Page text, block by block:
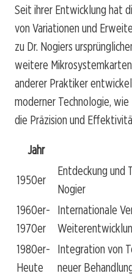
Seit ihrer Entwicklung hat
von Variationen und
zu Dr. Nogiers
weitere
anderer Praktiker
moderner Technologie,
die Präzision und
Jahr
1950er
Entdeckung und
Nogier
1960er-
1970er
Internationale
1980er-
Heute
Integration von
neuer